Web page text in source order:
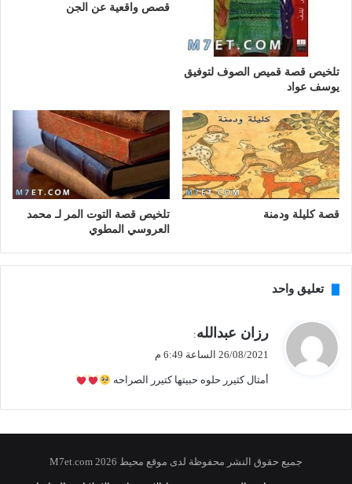
تلخيص قصة قميص الصوف لتوفيق
يوسف عواد
قصص واقعية عن الجن
قصة كليلة ودمنة
تلخيص قصة التوت المر لـ محمد
العروسي المطوي
تعليق واحد
ل
رزان عبدالله:
26/08/2021 الساعة 6:49 م
أمثال كثيرر حلوه حبيتها كتيرر الصراحه
جميع حقوق النشر محفوظة لدى موقع محيط 2026 M7et.com